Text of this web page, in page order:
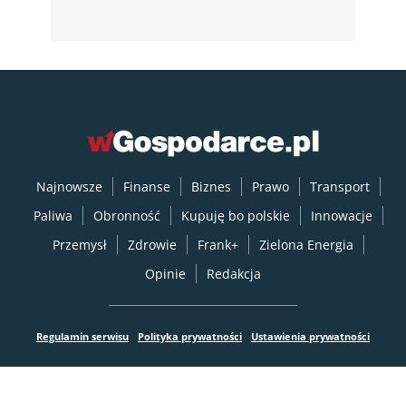
Najnowsze Finanse Biznes Prawo
Transport
Paliwa
Obronność Kupuję bo polskie
Innowacje
Przemysł
Zdrowie Frank+
Zielona Energia
Opinie
Redakcja
Regulamin serwisu Polityka prywatności Ustawienia prywatności